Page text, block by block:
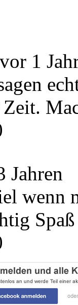
vor 1
Jahren
wenn